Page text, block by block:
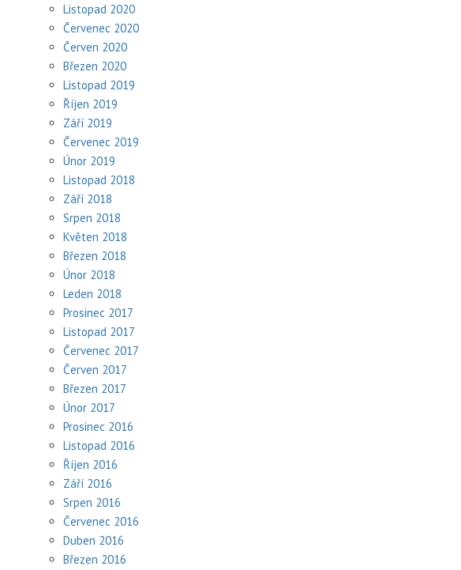
Listopad 2020
Červenec 2020
Červen 2020
Březen 2020
Listopad 2019
Říjen 2019
Září 2019
Červenec 2019
Únor 2019
Listopad 2018
Září 2018
Srpen 2018
Květen 2018
Březen 2018
Únor 2018
Leden 2018
Prosinec 2017
Listopad 2017
Červenec 2017
Červen 2017
Březen 2017
Únor 2017
Prosinec 2016
Listopad 2016
Říjen 2016
Září 2016
Srpen 2016
Červenec 2016
Duben 2016
Březen 2016